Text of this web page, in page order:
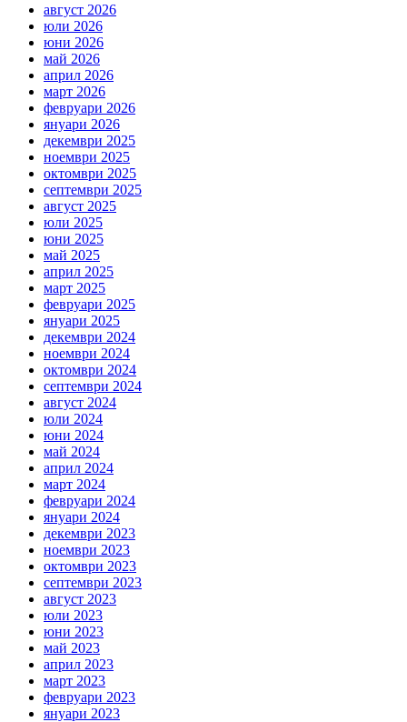
август 2026
юли 2026
юни 2026
май 2026
април 2026
март 2026
февруари 2026
януари 2026
декември 2025
ноември 2025
октомври 2025
септември 2025
август 2025
юли 2025
юни 2025
май 2025
април 2025
март 2025
февруари 2025
януари 2025
декември 2024
ноември 2024
октомври 2024
септември 2024
август 2024
юли 2024
юни 2024
май 2024
април 2024
март 2024
февруари 2024
януари 2024
декември 2023
ноември 2023
октомври 2023
септември 2023
август 2023
юли 2023
юни 2023
май 2023
април 2023
март 2023
февруари 2023
януари 2023